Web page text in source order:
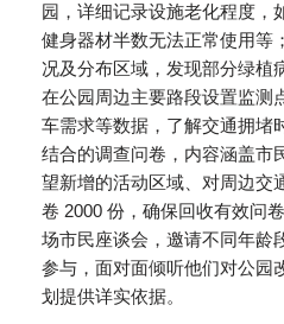
园，详细记录设施老化程度，
健身器材半数无法正常使用等
况及分布区域，发现部分绿植
在公园周边主要路段设置监测
车需求等数据，了解交通拥堵
结合的调查问卷，内容涵盖市
望新增的活动区域、对周边交
卷 2000 份，确保回收有效问
场市民座谈会，邀请不同年龄
参与，面对面倾听他们对公园
划提供详实依据。​